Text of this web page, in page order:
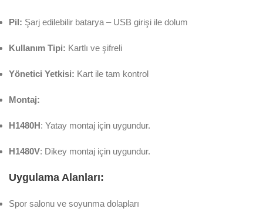
Pil: Şarj edilebilir batarya – USB girişi ile dolum
Kullanım Tipi: Kartlı ve şifreli
Yönetici Yetkisi: Kart ile tam kontrol
Montaj:
H1480H: Yatay montaj için uygundur.
H1480V: Dikey montaj için uygundur.
Uygulama Alanları:
Spor salonu ve soyunma dolapları